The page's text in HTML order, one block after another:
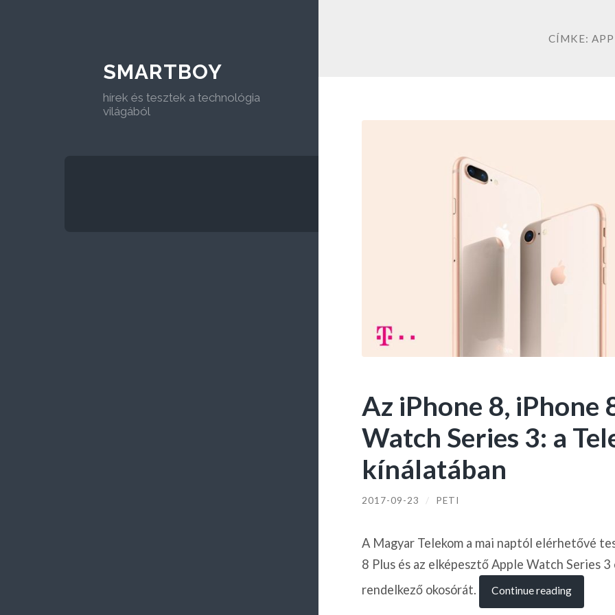
SMARTBOY
hírek és tesztek a technológia
világából
CÍMKE:
Az iPhone 8, iPhone
Watch Series 3: a
kínálatában
2017-09-23 / PETI
A Magyar Telekom a mai naptól elérhetővé
8 Plus és az elképesztő Apple Watch Series
rendelkező okosórát.
Continue reading